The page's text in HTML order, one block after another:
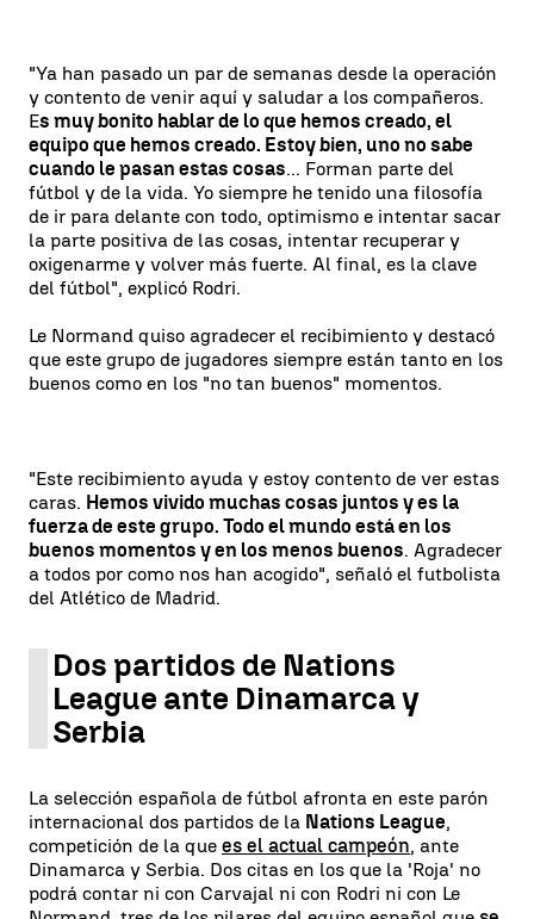
"Ya han pasado un par de semanas desde la operación
y contento de venir aquí y saludar a los compañeros.
Es muy bonito hablar de lo que hemos creado, el
equipo que hemos creado. Estoy bien, uno no sabe
cuando le pasan estas cosas... Forman parte del
fútbol y de la vida. Yo siempre he tenido una filosofía
de ir para delante con todo, optimismo e intentar sacar
la parte positiva de las cosas, intentar recuperar y
oxigenarme y volver más fuerte. Al final, es la clave
del fútbol", explicó Rodri.
Le Normand quiso agradecer el recibimiento y destacó
que este grupo de jugadores siempre están tanto en los
buenos como en los "no tan buenos" momentos.
"Este recibimiento ayuda y estoy contento de ver estas
caras. Hemos vivido muchas cosas juntos y es la
fuerza de este grupo. Todo el mundo está en los
buenos momentos y en los menos buenos. Agradecer
a todos por como nos han acogido", señaló el futbolista
del Atlético de Madrid.
Dos partidos de Nations
League ante Dinamarca y
Serbia
La selección española de fútbol afronta en este parón
internacional dos partidos de la Nations League,
competición de la que es el actual campeón, ante
Dinamarca y Serbia. Dos citas en los que la 'Roja' no
podrá contar ni con Carvajal ni con Rodri ni con Le